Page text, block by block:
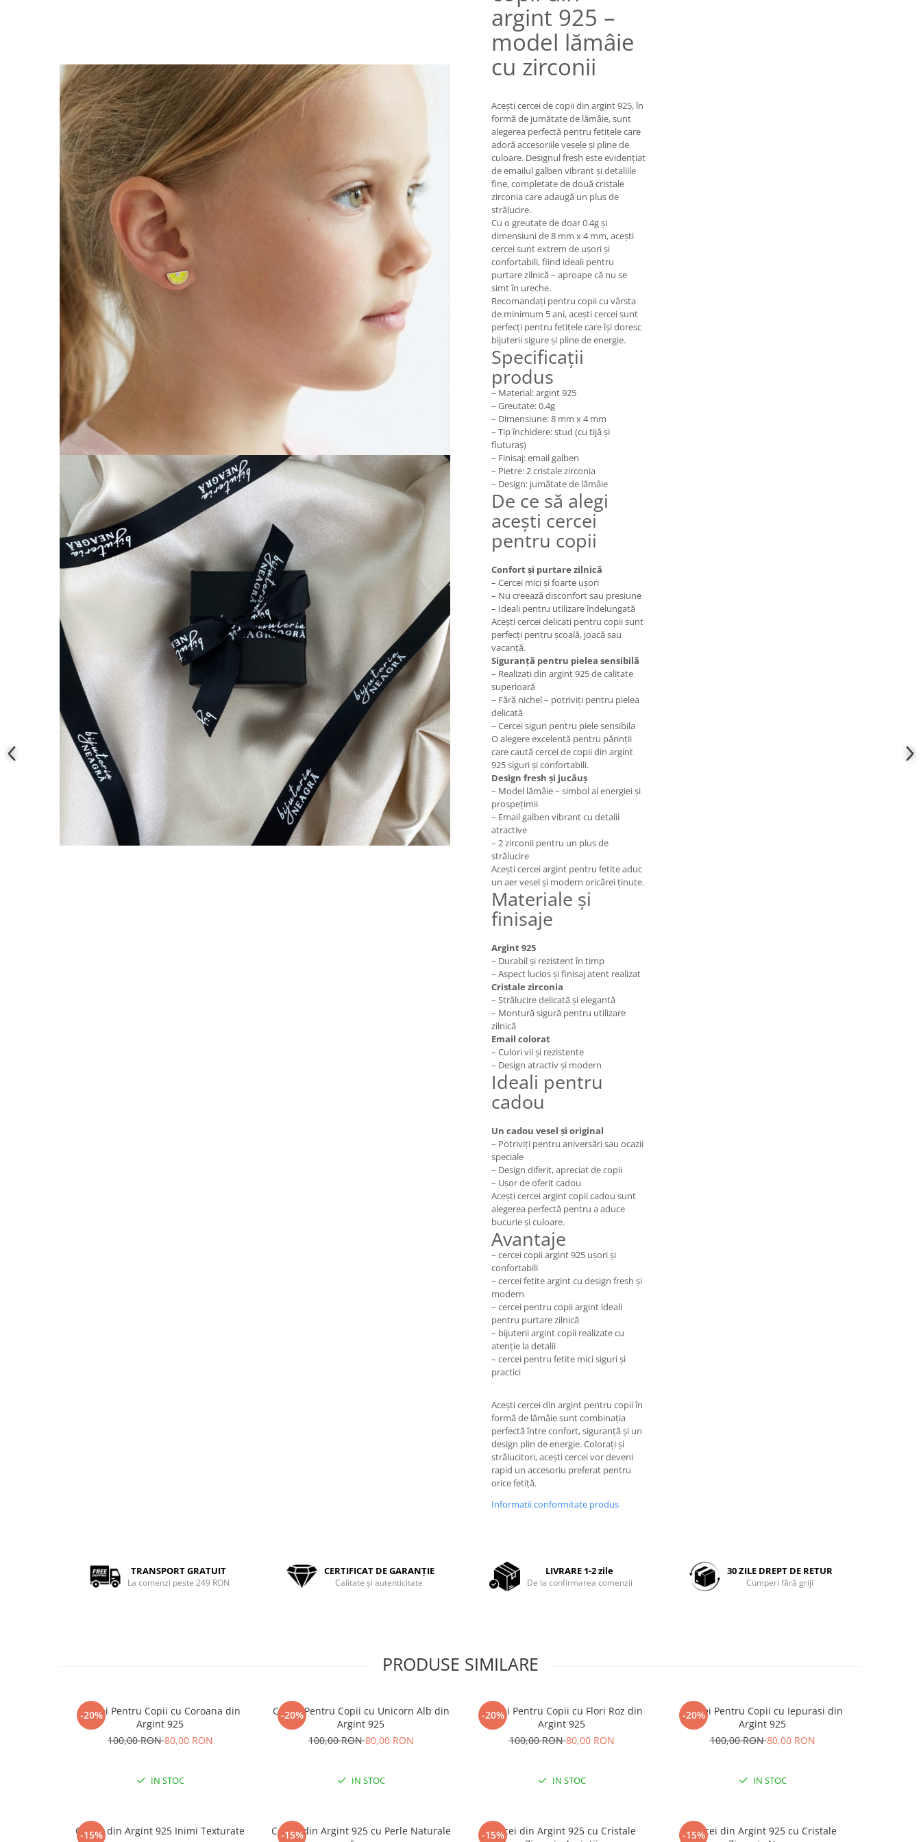
Lănțișoare cu Pietre Naturale
Lănțișoare Argint Diverse
COLIERE CU PERLE
Coliere cu Perle Naturale
Coliere cu Perle Preciosa
COLIERE ȘNUR REGLABIL
Coliere cu Inimioare
Coliere cu Cruce
Coliere cu Stea
Coliere cu Soare
Coliere cu Semilună
Coliere cu Animale
Coliere cu Molecule
Coliere Diverse
BRĂȚĂRI CU ȘNUR REGLABIL
Brățări din Aur cu șnur reglabil
Brățări din Argint cu șnur reglabil
BRĂȚĂRI CU PIETRE SEMIPREȚIOASE
Brățări din Aur cu pietre
Brățări din Argint cu pietre
semiprețioase
Brățări elastice cu pietre
semiprețioase
BRĂȚĂRI DE PICIOR
Brățări de picior din Aur
Brățări de picior din Argint
Coliere cu mărgele colorate și
Coliere cu pietre semiprețioase
argint 925 –
model lămâie
cu zirconii
Acești cercei de copii din argint 925, în
formă de jumătate de lămâie, sunt
alegerea perfectă pentru fetițele care
adoră accesoriile vesele și pline de
culoare. Designul fresh este evidențiat
de emailul galben vibrant și detaliile
fine, completate de două cristale
zirconia care adaugă un plus de
strălucire.
Cu o greutate de doar 0.4g și
dimensiuni de 8 mm x 4 mm, acești
cercei sunt extrem de ușori și
confortabili, fiind ideali pentru
purtare zilnică – aproape că nu se
simt în ureche.
Recomandați pentru copii cu vârsta
de minimum 5 ani, acești cercei sunt
perfecți pentru fetițele care își doresc
bijuterii sigure și pline de energie.
Specificații
produs
– Material: argint 925
– Greutate: 0.4g
– Dimensiune: 8 mm x 4 mm
– Tip închidere: stud (cu tijă și
fluturaș)
– Finisaj: email galben
– Pietre: 2 cristale zirconia
– Design: jumătate de lămâie
De ce să alegi
acești cercei
pentru copii
Confort și purtare zilnică
– Cercei mici și foarte ușori
– Nu creează disconfort sau presiune
– Ideali pentru utilizare îndelungată
Acești cercei delicati pentru copii sunt
perfecți pentru școală, joacă sau
vacanță.
Siguranță pentru pielea sensibilă
– Realizați din argint 925 de calitate
superioară
– Fără nichel – potriviți pentru pielea
delicată
– Cercei siguri pentru piele sensibila
O alegere excelentă pentru părinții
care caută cercei de copii din argint
925 siguri și confortabili.
Design fresh și jucăuș
– Model lămâie – simbol al energiei și
prospețimii
– Email galben vibrant cu detalii
atractive
– 2 zirconii pentru un plus de
strălucire
Acești cercei argint pentru fetite aduc
un aer vesel și modern oricărei ținute.
Materiale și
finisaje
Argint 925
– Durabil și rezistent în timp
– Aspect lucios și finisaj atent realizat
Cristale zirconia
– Strălucire delicată și elegantă
– Montură sigură pentru utilizare
zilnică
Email colorat
– Culori vii și rezistente
– Design atractiv și modern
Ideali pentru
cadou
Un cadou vesel și original
– Potriviți pentru aniversări sau ocazii
speciale
– Design diferit, apreciat de copii
– Ușor de oferit cadou
Acești cercei argint copii cadou sunt
alegerea perfectă pentru a aduce
bucurie și culoare.
Avantaje
– cercei copii argint 925 ușori și
confortabili
– cercei fetite argint cu design fresh și
modern
– cercei pentru copii argint ideali
pentru purtare zilnică
– bijuterii argint copii realizate cu
atenție la detalii
– cercei pentru fetite mici siguri și
practici
Acești cercei din argint pentru copii în
formă de lămâie sunt combinația
perfectă între confort, siguranță și un
design plin de energie. Colorați și
strălucitori, acești cercei vor deveni
rapid un accesoriu preferat pentru
orice fetiță.
Informatii conformitate produs
TRANSPORT GRATUIT
La comenzi peste 249 RON
CERTIFICAT DE GARANȚIE
Calitate și autenticitate
LIVRARE 1-2 zile
De la confirmarea comenzii
30 ZILE DREPT DE RETUR
Cumperi fără griji
PRODUSE SIMILARE
-20%
Cercei Pentru Copii cu Coroana din
Argint 925
100,00 RON80,00 RON
IN STOC
-20%
Cercei Pentru Copii cu Unicorn Alb din
Argint 925
100,00 RON80,00 RON
IN STOC
-20%
Cercei Pentru Copii cu Flori Roz din
Argint 925
100,00 RON80,00 RON
IN STOC
-20%
Cercei Pentru Copii cu Iepurasi din
Argint 925
100,00 RON80,00 RON
IN STOC
-15%
Cercei din Argint 925 Inimi Texturate
-15%
Cercei din Argint 925 cu Perle Naturale
-15%
Cercei din Argint 925 cu Cristale
-15%
Cercei din Argint 925 cu Cristale